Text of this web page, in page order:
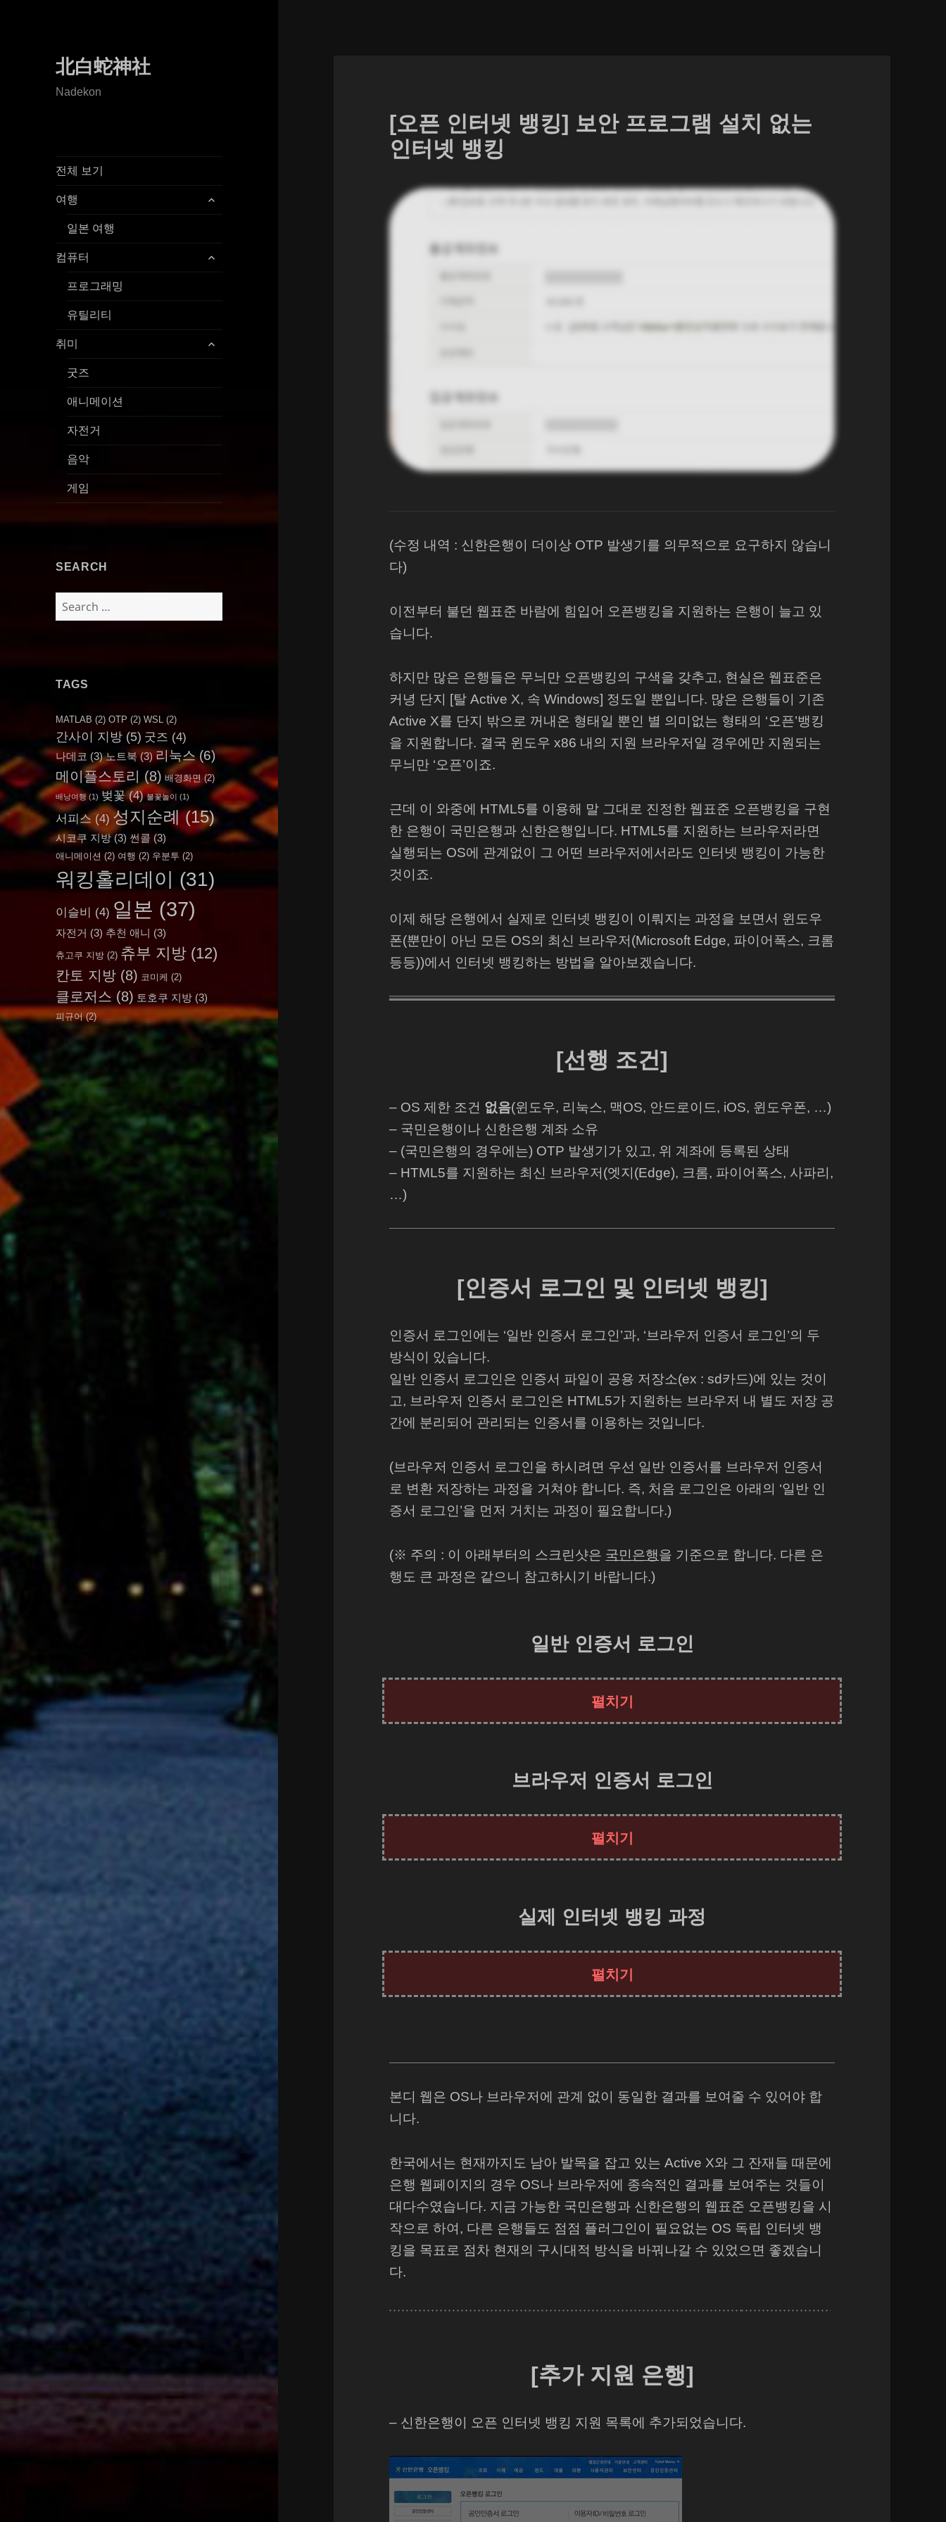
北白蛇神社
Nadekon
전체 보기
여행
일본 여행
컴퓨터
프로그래밍
유틸리티
취미
굿즈
애니메이션
자전거
음악
게임
SEARCH
Search
TAGS
MATLAB (2) OTP (2) WSL (2)
간사이 지방 (5) 굿즈 (4)
나데코 (3) 노트북(3) 리눅스(6)
메이플스토리 (8) 배경화면 (2)
배낭여행(1) 벚꽃(4) 불꽃놀이 (1)
서피스 (4) 성지순례(15)
시코쿠 지방(3) 썬콜 (3)
애니메이션 (2) 여행 (2) 우분투 (2)
워킹홀리데이 (31)
이슬비 (4) 일본 (37)
자전거 (3) 추천 애니 (3)
츄고쿠 지방 (2) 츄부 지방 (12)
칸토 지방 (8) 코미케 (2)
클로저스 (8) 토호쿠 지방 (3)
피규어(2)
[오픈 인터넷 뱅킹] 보안 프로그램 설치 없는
인터넷 뱅킹
(수정 내역 : 신한은행이 더이상 OTP 발생기를 의무적으로 요구하지 않습니
다)
이전부터 불던 웹표준 바람에 힘입어 오픈뱅킹을 지원하는 은행이 늘고 있
습니다.
하지만 많은 은행들은 무늬만 오픈뱅킹의 구색을 갖추고, 현실은 웹표준은
커녕 단지 [탈 Active X, 속 Windows] 정도일 뿐입니다. 많은 은행들이 기존
Active X를 단지 밖으로 꺼내온 형태일 뿐인 별 의미없는 형태의 ‘오픈’뱅킹
을 지원합니다. 결국 윈도우 x86 내의 지원 브라우저일 경우에만 지원되는
무늬만 ‘오픈’이죠.
근데 이 와중에 HTML5를 이용해 말 그대로 진정한 웹표준 오픈뱅킹을 구현
한 은행이 국민은행과 신한은행입니다. HTML5를 지원하는 브라우저라면
실행되는 OS에 관계없이 그 어떤 브라우저에서라도 인터넷 뱅킹이 가능한
것이죠.
이제 해당 은행에서 실제로 인터넷 뱅킹이 이뤄지는 과정을 보면서 윈도우
폰(뿐만이 아닌 모든 OS의 최신 브라우저(Microsoft Edge, 파이어폭스, 크롬
등등))에서 인터넷 뱅킹하는 방법을 알아보겠습니다.
[선행 조건]
– OS 제한 조건 없음(윈도우, 리눅스, 맥OS, 안드로이드, iOS, 윈도우폰, …)
– 국민은행이나 신한은행 계좌 소유
– (국민은행의 경우에는) OTP 발생기가 있고, 위 계좌에 등록된 상태
– HTML5를 지원하는 최신 브라우저(엣지(Edge), 크롬, 파이어폭스, 사파리,
…)
[인증서 로그인 및 인터넷 뱅킹]
인증서 로그인에는 ‘일반 인증서 로그인’과, ‘브라우저 인증서 로그인’의 두
방식이 있습니다.
일반 인증서 로그인은 인증서 파일이 공용 저장소(ex : sd카드)에 있는 것이
고, 브라우저 인증서 로그인은 HTML5가 지원하는 브라우저 내 별도 저장 공
간에 분리되어 관리되는 인증서를 이용하는 것입니다.
(브라우저 인증서 로그인을 하시려면 우선 일반 인증서를 브라우저 인증서
로 변환 저장하는 과정을 거쳐야 합니다. 즉, 처음 로그인은 아래의 ‘일반 인
증서 로그인’을 먼저 거치는 과정이 필요합니다.)
(※ 주의 : 이 아래부터의 스크린샷은 국민은행을 기준으로 합니다. 다른 은
행도 큰 과정은 같으니 참고하시기 바랍니다.)
일반 인증서 로그인
브라우저 인증서 로그인
실제 인터넷 뱅킹 과정
본디 웹은 OS나 브라우저에 관계 없이 동일한 결과를 보여줄 수 있어야 합
니다.
한국에서는 현재까지도 남아 발목을 잡고 있는 Active X와 그 잔재들 때문에
은행 웹페이지의 경우 OS나 브라우저에 종속적인 결과를 보여주는 것들이
대다수였습니다. 지금 가능한 국민은행과 신한은행의 웹표준 오픈뱅킹을 시
작으로 하여, 다른 은행들도 점점 플러그인이 필요없는 OS 독립 인터넷 뱅
킹을 목표로 점차 현재의 구시대적 방식을 바꿔나갈 수 있었으면 좋겠습니
다.
[추가 지원 은행]
– 신한은행이 오픈 인터넷 뱅킹 지원 목록에 추가되었습니다.